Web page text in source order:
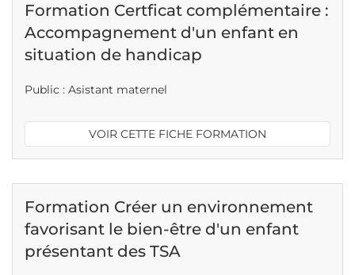
Formation Certficat complémentaire :
Accompagnement d'un enfant en
situation de handicap
Public : Asistant maternel
VOIR CETTE FICHE FORMATION
Formation Créer un environnement
favorisant le bien-être d'un enfant
présentant des TSA